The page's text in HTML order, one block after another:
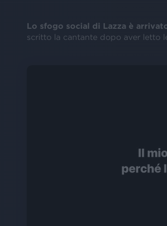
Lo sfogo social di Lazza è
scritto la cantante dopo aver letto